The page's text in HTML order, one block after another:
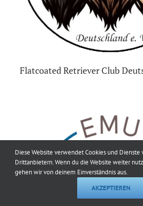
Flatcoated Retriever Club
Diese Website verwendet Cookies und Dienste
Drittanbietern. Wenn du die Website weiter
gehen wir von deinem Einverständnis aus.
AKZEPTIEREN